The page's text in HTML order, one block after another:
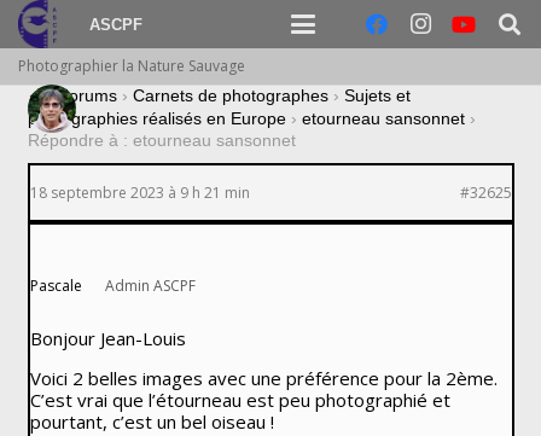
ASCPF
Photographier la Nature Sauvage
› Forums › Carnets de photographes › Sujets et
photographies réalisés en Europe › etourneau sansonnet ›
Répondre à : etourneau sansonnet
18 septembre 2023 à 9 h 21 min #32625
Pascale Admin ASCPF
Bonjour Jean-Louis
Voici 2 belles images avec une préférence pour la 2ème.
C’est vrai que l’étourneau est peu photographié et
pourtant, c’est un bel oiseau !